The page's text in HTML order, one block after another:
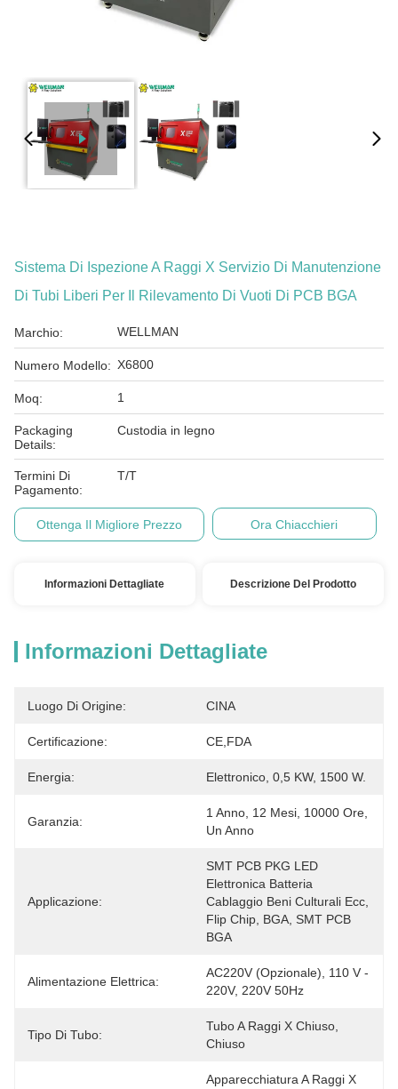
Sistema Di Ispezione A Raggi X Servizio Di Manutenzione
Di Tubi Liberi Per Il Rilevamento Di Vuoti Di PCB BGA
Marchio: WELLMAN
Numero Modello: X6800
Moq: 1
Packaging
Details:
Custodia in legno
Termini Di
Pagamento:
T/T
Ottenga Il Migliore Prezzo Ora Chiacchieri
Informazioni Dettagliate Descrizione Del Prodotto
Informazioni Dettagliate
Luogo Di Origine: CINA
Certificazione: CE,FDA
Energia: Elettronico, 0,5 KW, 1500 W.
Garanzia:
1 Anno, 12 Mesi, 10000 Ore,
Un Anno
Applicazione:
SMT PCB PKG LED
Elettronica Batteria
Cablaggio Beni Culturali Ecc,
Flip Chip, BGA, SMT PCB
BGA
Alimentazione Elettrica:
AC220V (opzionale), 110 V -
220V, 220V 50Hz
Tipo Di Tubo:
Tubo A Raggi X Chiuso,
Chiuso
Apparecchiatura A Raggi X